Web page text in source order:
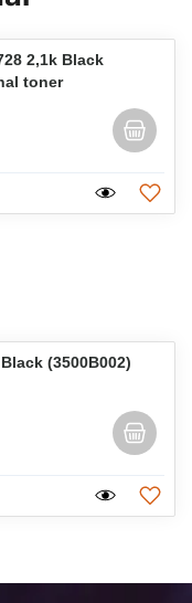
2,1k Black
toner
(3500B002)